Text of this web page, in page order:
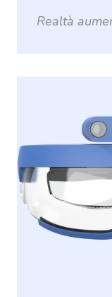
Realtà